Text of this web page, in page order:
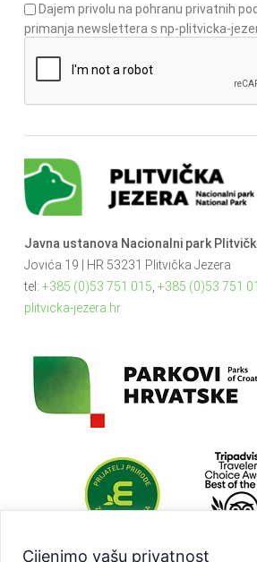
Cijenimo vašu privatnost
Dajem privolu na pohranu privatnih
primanja newslettera s np-plitvicka-
Javna ustanova Nacionalni park
Jovića 19 | HR 53231 Plitvička Jezera
tel: +385 (0)53 751 015 +385 (0)53 751
plitvicka-jezera.hr